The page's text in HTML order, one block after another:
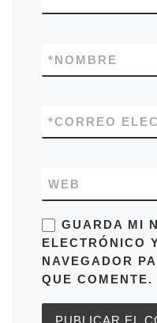
NOMBRE
*
CORREO
*
WEB
GUARDA MI
ELECTRÓNICO
NAVEGADOR
QUE COMENTE.